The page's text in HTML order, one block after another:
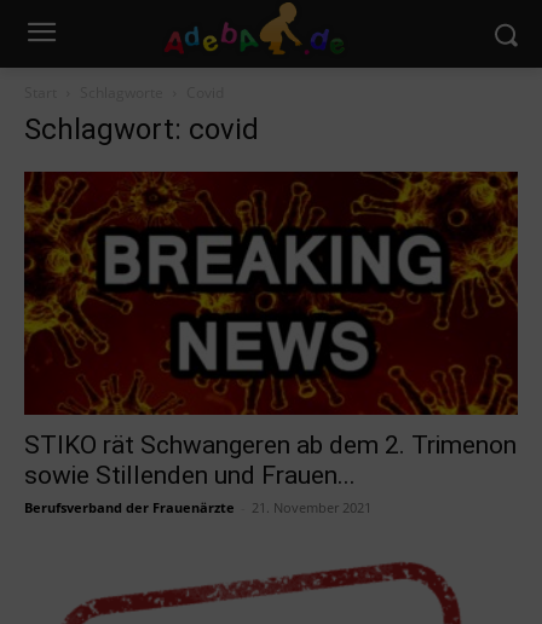
Schlagwort: covid
STIKO rät Schwangeren ab dem 2. Trimenon
sowie Stillenden und Frauen...
Berufsverband der Frauenärzte 21. November 2021